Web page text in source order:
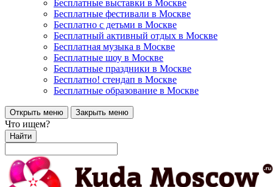
Бесплатные выставки в Москве
Бесплатные фестивали в Москве
Бесплатно с детьми в Москве
Бесплатный активный отдых в Москве
Бесплатная музыка в Москве
Бесплатные шоу в Москве
Бесплатные праздники в Москве
Бесплатно! стендап в Москве
Бесплатные образование в Москве
Открыть меню Закрыть меню
Что ищем?
Найти